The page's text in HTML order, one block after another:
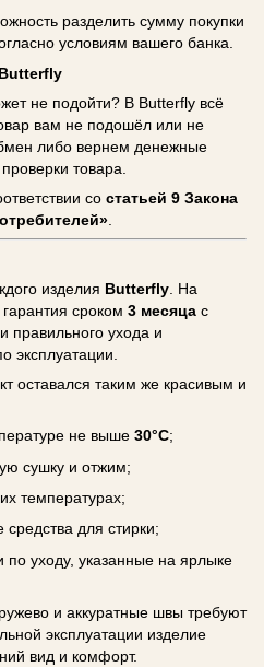
разделить сумму покупки
условиям вашего банка.
не подойти? В Butterfly всё
вам не подошёл или не
либо вернем денежные
товара.
со статьей 9 Закона
изделия Butterfly . На
сроком 3 месяца с
правильного ухода и
эксплуатации.
оставался таким же красивым и
не выше 30°C;
сушку и отжим;
температурах;
средства для стирки;
уходу, указанные на ярлыке
и аккуратные швы требуют
эксплуатации изделие
вид и комфорт.